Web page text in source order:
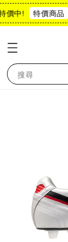
價中! 特價商品
搜尋